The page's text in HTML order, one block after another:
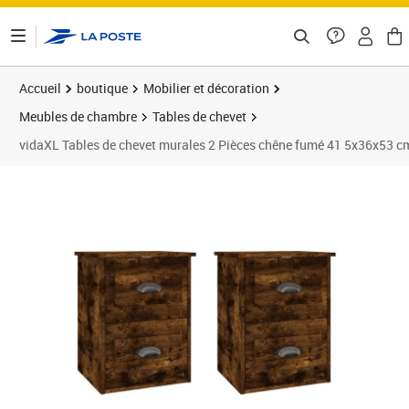
Accueil boutique
Mobilier et décoration
Meubles de chambre
Tables de chevet
vidaXL Tables de chevet murales 2 Pièces chêne fumé 41 5x36x53